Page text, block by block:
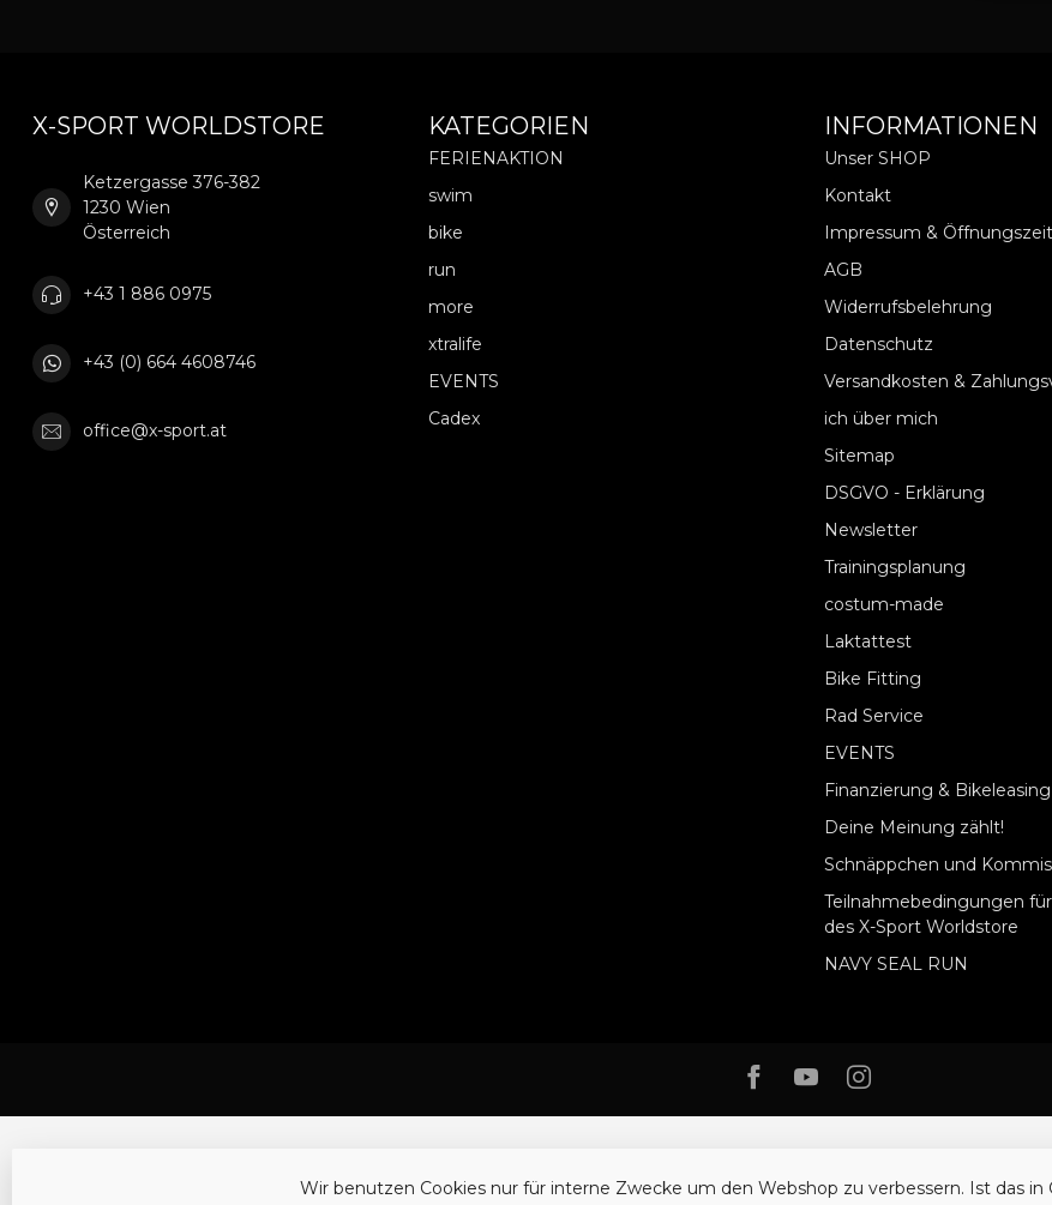
X-SPORT WORLDSTORE
Ketzergasse 376-382
1230 Wien
Österreich
+43 1 886 0975
+43 (0) 664 4608746
office@x-sport.at
KATEGORIEN
FERIENAKTION
swim
bike
run
more
xtralife
EVENTS
Cadex
INFORMATIONEN
Unser SHOP
Kontakt
Impressum &
AGB
Widerrufsbelehrung
Datenschutz
Versandkosten &
ich über mich
Sitemap
DSGVO - Erklärung
Newsletter
Trainingsplanung
costum-made
Laktattest
Bike Fitting
Rad Service
EVENTS
Finanzierung & Bikeleasing
Deine Meinung zählt!
Schnäppchen und
Teilnahmebedingungen
des X-Sport Worldstore
NAVY SEAL RUN
Wir benutzen Cookies nur für interne Zwecke um den Webshop zu verbessern. Ist das in